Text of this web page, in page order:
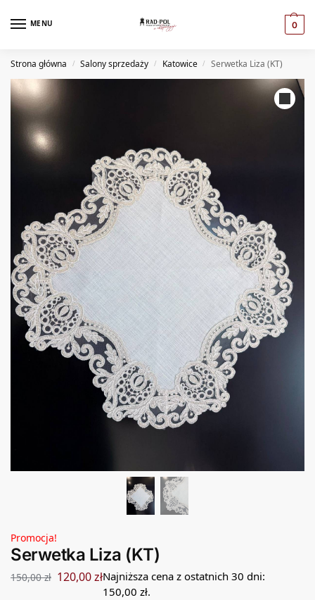
MENU 0
Strona główna / Salony sprzedaży / Katowice / Serwetka Liza (KT)
Promocja!
Serwetka Liza (KT)
150,00zł 120,00złNajniższa cena z ostatnich 30 dni:
150,00 zł.